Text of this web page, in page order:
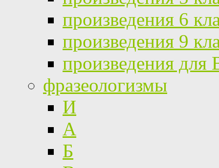
произведения 6
произведения 9
произведения
фразеологизмы
И
А
Б